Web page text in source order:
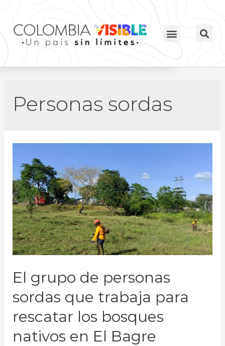
Personas sordas
El grupo de personas
sordas que trabaja para
rescatar los bosques
nativos en El Bagre